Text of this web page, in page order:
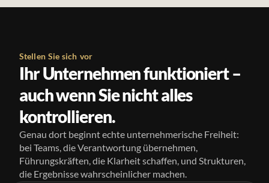
Stellen Sie sich vor
Ihr Unternehmen funktioniert –
auch wenn Sie nicht alles
kontrollieren.
Genau dort beginnt echte unternehmerische Freiheit:
bei Teams, die Verantwortung übernehmen,
Führungskräften, die Klarheit schaffen, und Strukturen,
die Ergebnisse wahrscheinlicher machen.